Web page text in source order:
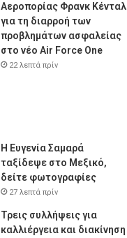
Αεροπορίας Φρανκ Κένταλ
για τη διαρροή των
προβλημάτων ασφαλείας
στο νέο Air Force One
22 λεπτά πρίν
Η Ευγενία Σαμαρά
ταξίδεψε στο Μεξικό,
δείτε φωτογραφίες
27 λεπτά πρίν
Τρεις συλλήψεις για
καλλιέργεια και διακίνηση